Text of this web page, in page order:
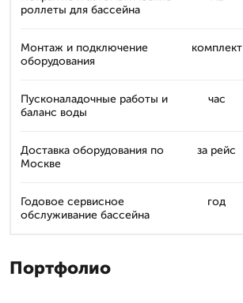
роллеты для бассейна
Монтаж и подключение
оборудования
комплект
Пусконаладочные работы и
баланс воды
час
Доставка оборудования по
Москве
за рейс
Годовое сервисное
обслуживание бассейна
год
Портфолио